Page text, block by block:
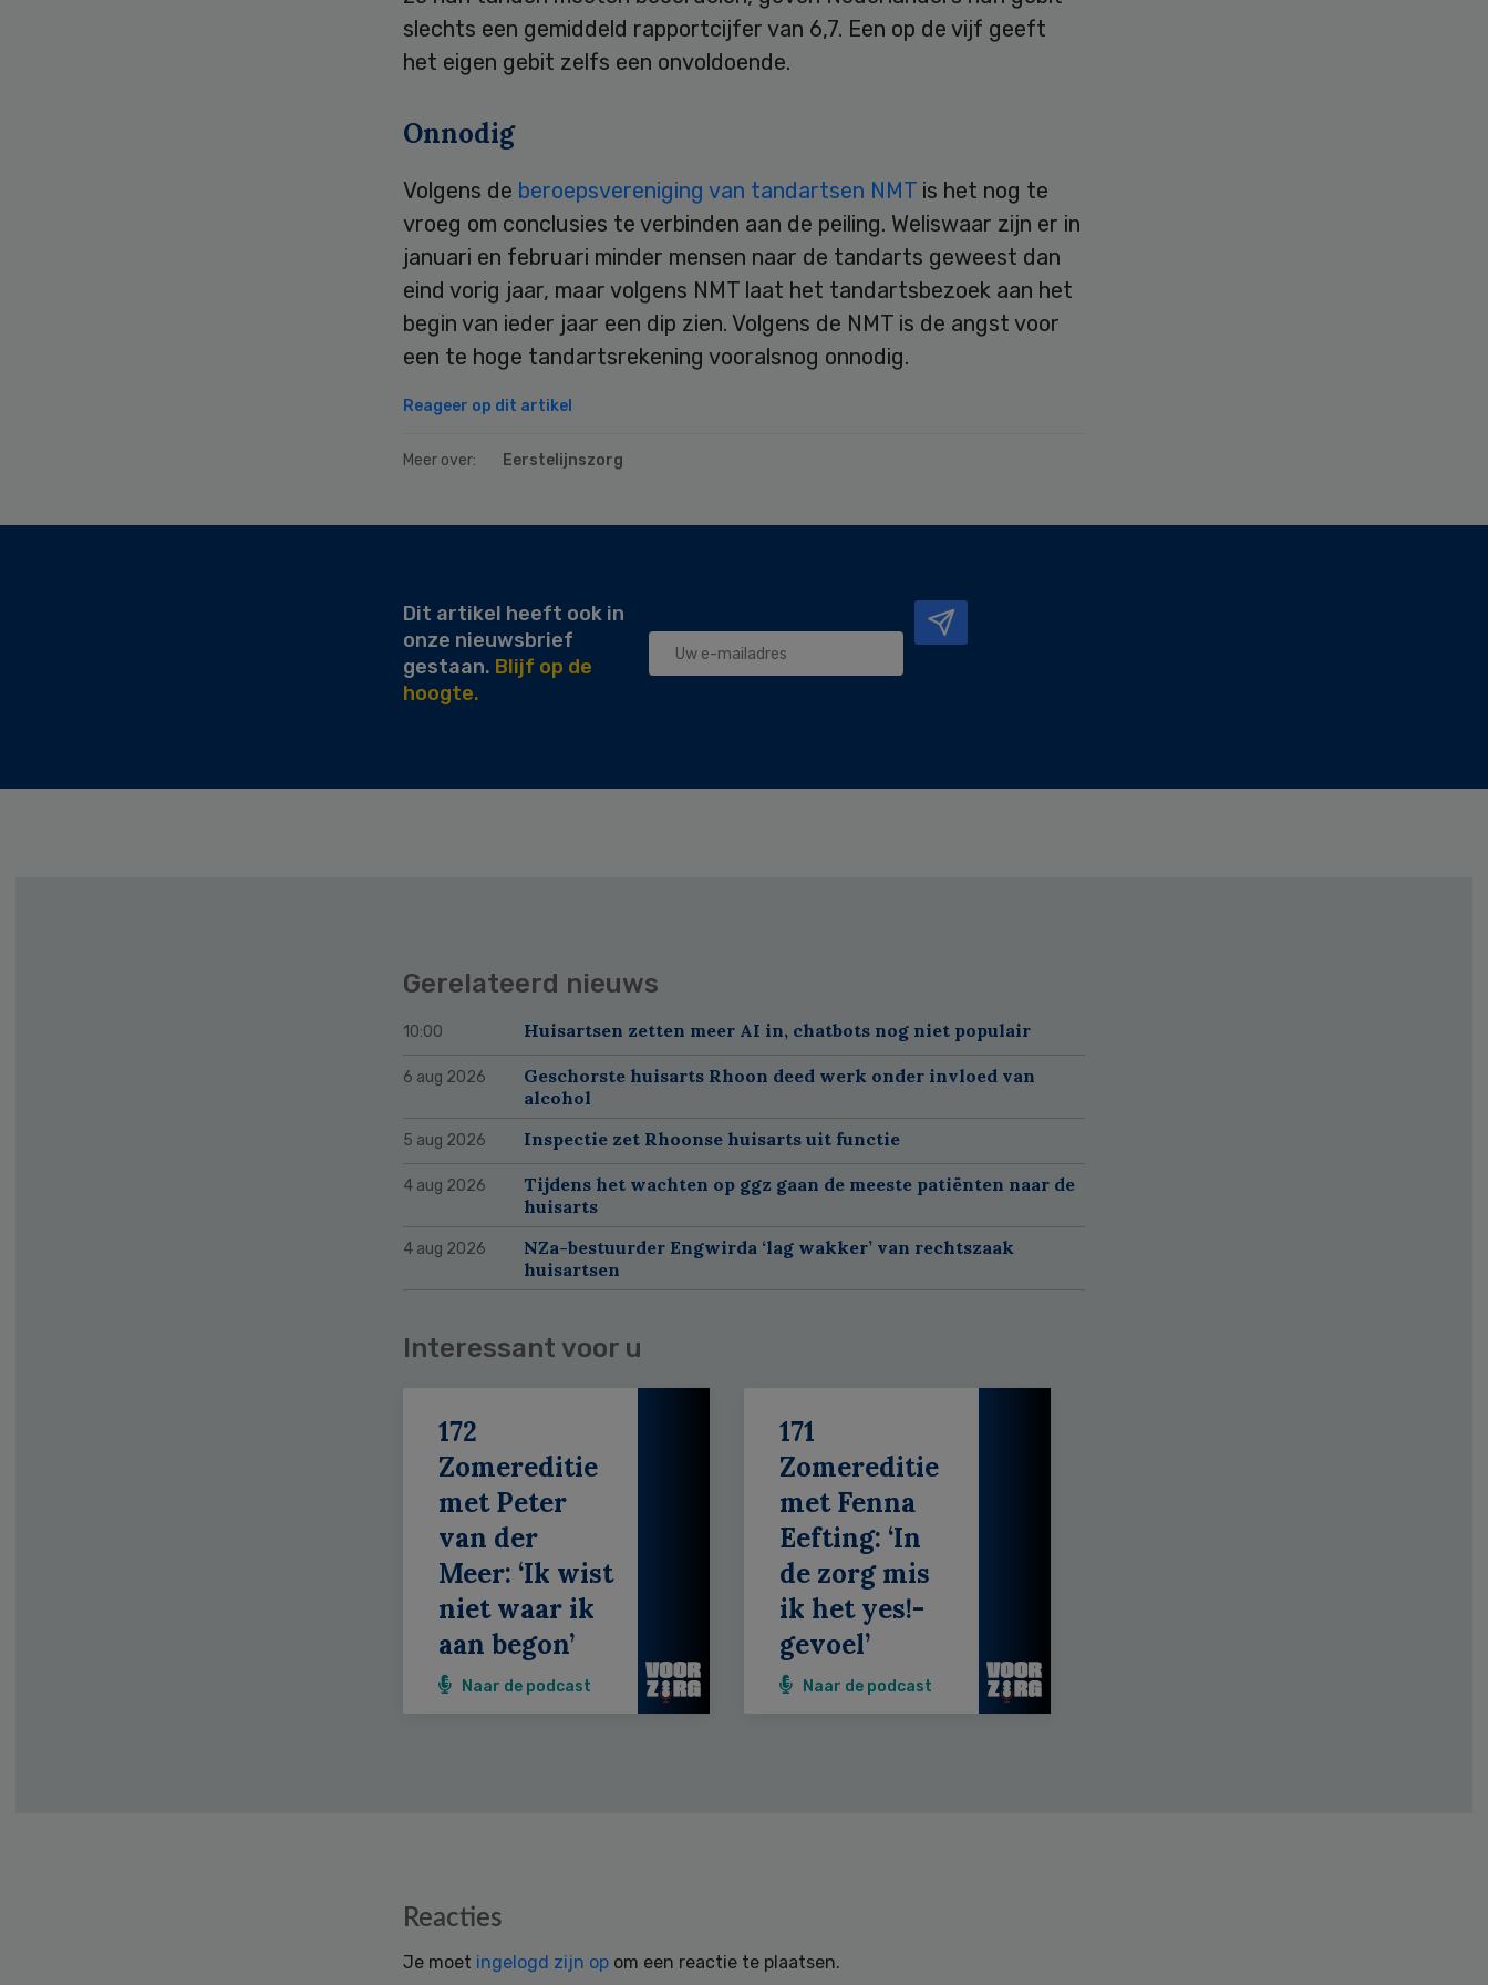
slechts een gemiddeld rapportcijfer van 6,7. Een op de vijf geeft
het eigen gebit zelfs een onvoldoende.
Onnodig
Volgens de beroepsvereniging van tandartsen NMT is het nog te
vroeg om conclusies te verbinden aan de peiling. Weliswaar zijn er in
januari en februari minder mensen naar de tandarts geweest dan
eind vorig jaar, maar volgens NMT laat het tandartsbezoek aan het
begin van ieder jaar een dip zien. Volgens de NMT is de angst voor
een te hoge tandartsrekening vooralsnog onnodig.
Reageer op dit artikel
Meer over: Eerstelijnszorg
Dit artikel heeft ook in
onze nieuwsbrief
gestaan. Blijf op de
hoogte.
Gerelateerd nieuws
10:00 Huisartsen zetten meer AI in, chatbots nog niet populair
6 aug 2026
Geschorste huisarts Rhoon deed werk onder invloed van
alcohol
5 aug 2026 Inspectie zet Rhoonse huisarts uit functie
4 aug 2026
Tijdens het wachten op ggz gaan de meeste patiënten naar de
huisarts
4 aug 2026
NZa-bestuurder Engwirda ‘lag wakker’ van rechtszaak
huisartsen
Interessant voor u
172
Zomereditie
met Peter
van der
Meer: ‘Ik wist
niet waar ik
aan begon’
Naar de podcast
171
Zomereditie
met Fenna
Eefting: ‘In
de zorg mis
ik het yes!-
gevoel’
Naar de podcast
Reacties
Je moet ingelogd zijn op om een reactie te plaatsen.